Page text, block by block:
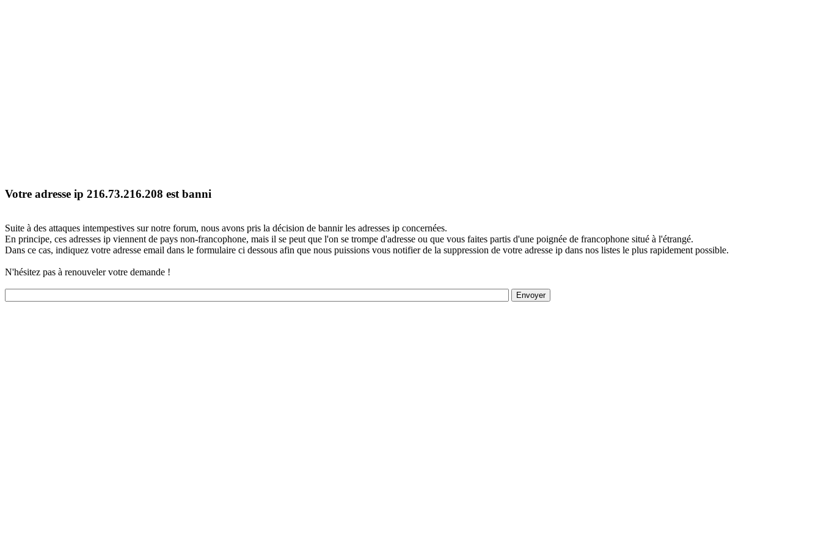
Votre adresse ip 216.73.216.208 est banni
Suite à des attaques intempestives sur notre forum, nous avons pris la décision de bannir les adresses ip concernées.
En principe, ces adresses ip viennent de pays non-francophone, mais il se peut que l'on se trompe d'adresse ou que vous faites partis d'une poignée de francophone situé à l'étrangé.
Dans ce cas, indiquez votre adresse email dans le formulaire ci dessous afin que nous puissions vous notifier de la suppression de votre adresse ip dans nos listes le plus rapidement possible.
N'hésitez pas à renouveler votre demande !